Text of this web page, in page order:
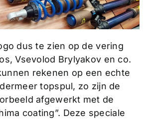
dus te zien op de vering
Vsevolod Brylyakov en co.
rekenen op een echte
topspul, zo zijn de
afgewerkt met de
coating”. Deze speciale